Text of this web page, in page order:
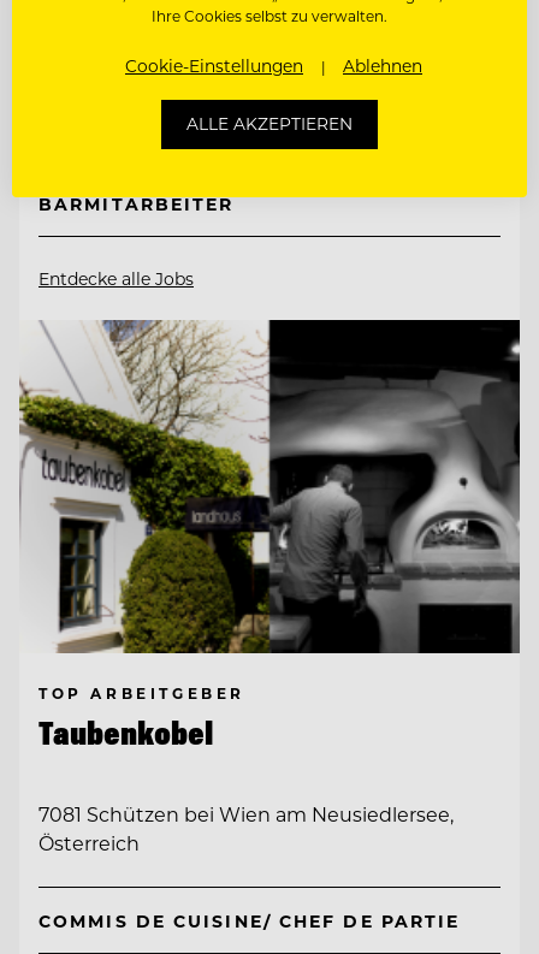
9565 Ebene Reichenau, Österreich
BARMITARBEITER
Entdecke alle Jobs
TOP ARBEITGEBER
Taubenkobel
7081 Schützen bei Wien am Neusiedlersee,
Österreich
COMMIS DE CUISINE/ CHEF DE PARTIE
Ihre Cookies selbst zu verwalten.
Cookie-Einstellungen Ablehnen
ALLE AKZEPTIEREN